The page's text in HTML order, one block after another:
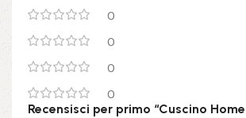
0
0
0
0
Recensisci per primo “Cuscino Home